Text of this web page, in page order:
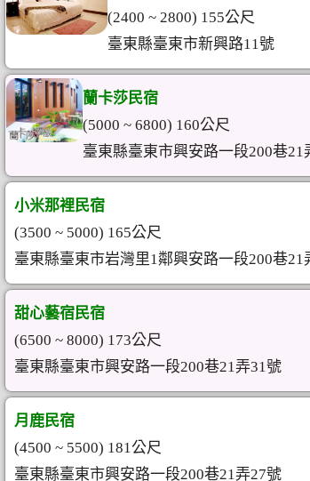
(2400 ~ 2800) 155公尺
臺東縣臺東市新興路11號
蘭卡莎民宿
(5000 ~ 6800) 160公尺
臺東縣臺東市興安路一段200巷21
小米那裡民宿
(3500 ~ 5000) 165公尺
臺東縣臺東市岩灣里1鄰興安路一段200巷21
甜心藝宿民宿
(6500 ~ 8000) 173公尺
臺東縣臺東市興安路一段200巷21弄31號
月鹿民宿
(4500 ~ 5500) 181公尺
臺東縣臺東市興安路一段200巷21弄27號